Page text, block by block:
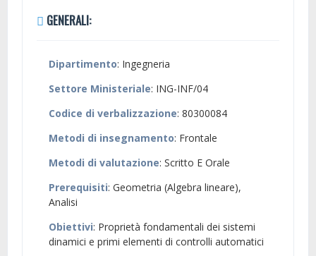
GENERALI:
Dipartimento: Ingegneria
Settore Ministeriale: ING-INF/04
Codice di verbalizzazione: 80300084
Metodi di insegnamento: Frontale
Metodi di valutazione: Scritto E Orale
Prerequisiti: Geometria (Algebra lineare),
Analisi
Obiettivi: Proprietà fondamentali dei sistemi
dinamici e primi elementi di controlli automatici